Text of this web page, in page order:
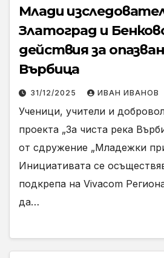
Млади
Златоград и
действия за
Върбица
31/12/2025 ИВАН ИВАНОВ
Ученици, учители и
проекта „За чиста река
от сдружение „Младежки
Инициативата се
подкрепа на Vivacom
да…